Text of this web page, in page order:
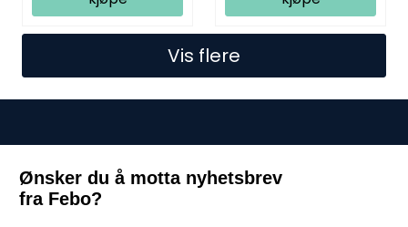
Vis flere
Ønsker du å motta nyhetsbrev
fra Febo?